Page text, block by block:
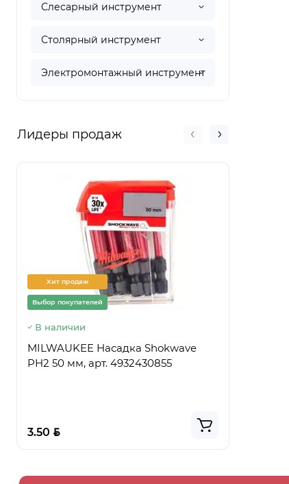
Слесарный инструмент
Столярный инструмент
Электромонтажный инструмент
Лидеры продаж
Хит продаж
Выбор покупателей
В наличии
MILWAUKEE Насадка Shokwave
PH2 50 мм, арт. 4932430855
3.50 BYN